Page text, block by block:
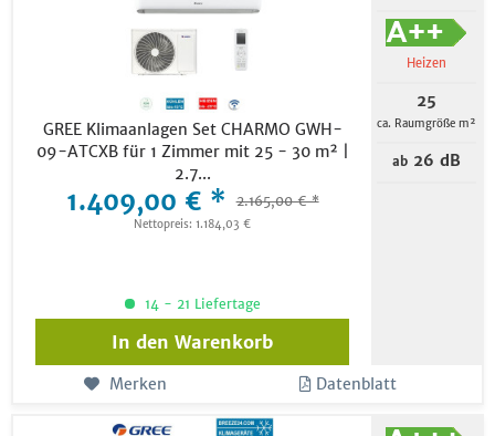
GREE Klimaanlagen Set CHARMO GWH-
09-ATCXB für 1 Zimmer mit 25 - 30 m² |
2.7...
1.409,00 € * 2.165,00 € *
Nettopreis: 1.184,03 €
Heizen
25
ca. Raumgröße m²
ab 26 dB
14 - 21 Liefertage
In den Warenkorb
Merken Datenblatt